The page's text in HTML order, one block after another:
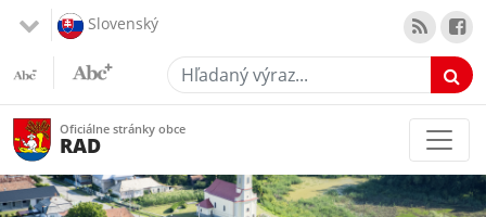
Slovenský
Hľadaný výraz...
Oficiálne stránky obce
RAD